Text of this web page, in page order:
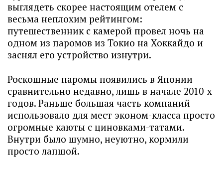
выглядеть скорее настоящим отелем с
весьма неплохим рейтингом:
путешественник с камерой провел ночь на
одном из паромов из Токио на Хоккайдо и
заснял его устройство изнутри.
Роскошные паромы появились в Японии
сравнительно недавно, лишь в начале 2010-х
годов. Раньше большая часть компаний
использовало для мест эконом-класса просто
огромные каюты с циновками-татами.
Внутри было шумно, неуютно, кормили
просто лапшой.